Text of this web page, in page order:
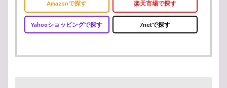
歌！
結婚
式で
Amazonで探す 楽天市場で探す
Yahooショッピングで探す 7netで探す